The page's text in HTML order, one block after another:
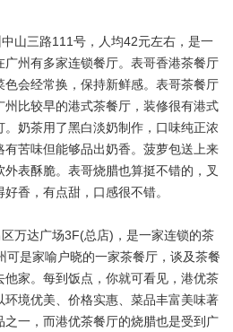
山三路111号，人均42元左右，是一
州有多家连锁餐厅。表哥香港茶餐厅
会经常换，保持新鲜感。表哥茶餐厅
比较早的港式茶餐厅，装修很有港式
奶茶用了黑白淡奶制作，口味纯正浓
苦味但能够品出奶香。菠萝包送上来
表酥脆。表哥烧腊也算挺不错的，叉
香，有点甜，口感很不错。
万达广场3F(总店)，是一家连锁的茶
可是家喻户晓的一家茶餐厅，谈及茶餐
家。每到饭点，你就可看见，港优茶
境优美、价格实惠、菜品丰富美味著
一，而港优茶餐厅的烧腊也是受到广